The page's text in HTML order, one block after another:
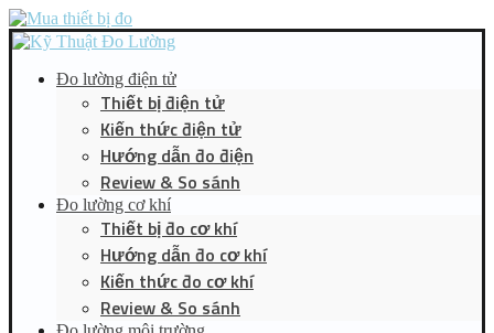
Đo lường điện tử
Thiết bị điện tử
Kiến thức điện tử
Hướng dẫn đo điện
Review & So sánh
Đo lường cơ khí
Thiết bị đo cơ khí
Hướng dẫn đo cơ khí
Kiến thức đo cơ khí
Review & So sánh